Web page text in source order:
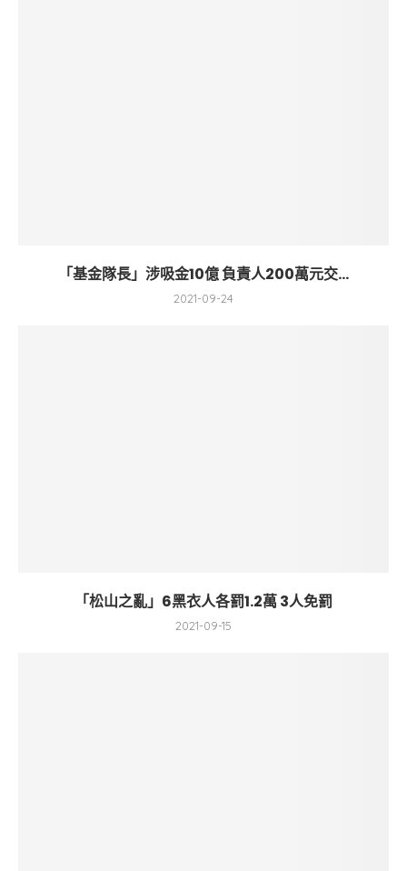
「基金隊長」涉吸金10億 負責人200萬元交...
2021-09-24
「松山之亂」6黑衣人各罰1.2萬 3人免罰
2021-09-15